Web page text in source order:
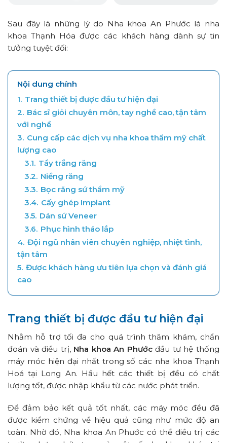
Sau đây là những lý do Nha khoa An Phước là nha
khoa Thạnh Hóa được các khách hàng dành sự tin
tưởng tuyệt đối:
Nội dung chính
1. Trang thiết bị được đầu tư hiện đại
2. Bác sĩ giỏi chuyên môn, tay nghề cao, tận tâm
với nghề
3. Cung cấp các dịch vụ nha khoa thẩm mỹ chất
lượng cao
3.1. Tẩy trắng răng
3.2. Niềng răng
3.3. Bọc răng sứ thẩm mỹ
3.4. Cấy ghép Implant
3.5. Dán sứ Veneer
3.6. Phục hình tháo lắp
4. Đội ngũ nhân viên chuyên nghiệp, nhiệt tình,
tận tâm
5. Được khách hàng ưu tiên lựa chọn và đánh giá
cao
Trang thiết bị được đầu tư hiện đại
Nhằm hỗ trợ tối đa cho quá trình thăm khám, chẩn
đoán và điều trị, Nha khoa An Phướcđầu tư hệ thống
máy móc hiện đại nhất trong số các nha khoa Thạnh
Hoá tại Long An. Hầu hết các thiết bị đều có chất
lượng tốt, được nhập khẩu từ các nước phát triển.
Để đảm bảo kết quả tốt nhất, các máy móc đều đã
được kiểm chứng về hiệu quả cũng như mức độ an
toàn. Nhờ đó, Nha khoa An Phước có thể điều trị các